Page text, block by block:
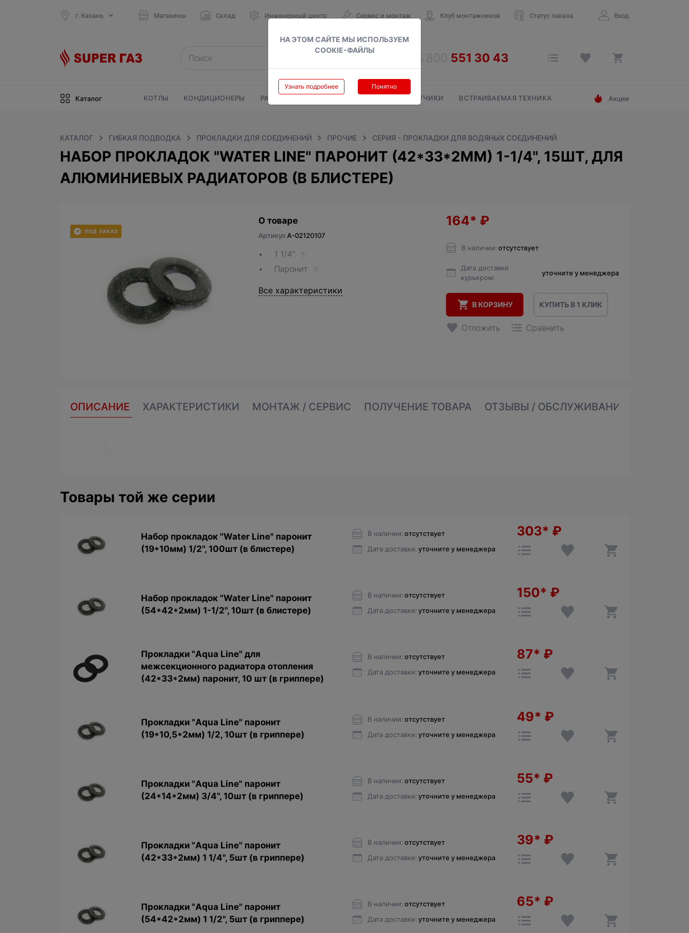
НА ЭТОМ САЙТЕ МЫ ИСПОЛЬЗУЕМ
COOKIE-ФАЙЛЫ
Узнать подробнее Понятно
г. Казань Магазины Склад Инженерный центр Сервис и монтаж Клуб монтажников Статус заказа Вход
Каталог КОТЛЫ КОНДИЦИОНЕРЫ РАДИАТОРЫ СЧЕТЧИКИ ВСТРАИВАЕМАЯ ТЕХНИКА Акции
КАТАЛОГ ГИБКАЯ ПОДВОДКА ПРОКЛАДКИ ДЛЯ СОЕДИНЕНИЙ ПРОЧИЕ СЕРИЯ - ПРОКЛАДКИ ДЛЯ ВОДЯНЫХ СОЕДИНЕНИЙ
НАБОР ПРОКЛАДОК "WATER LINE" ПАРОНИТ (42*33*2ММ) 1-1/4", 15ШТ, ДЛЯ
АЛЮМИНИЕВЫХ РАДИАТОРОВ (В БЛИСТЕРЕ)
О товаре
Артикул A-02120107
1 1/4" ?
Паронит ?
Все характеристики
164* ₽
В наличии: отсутствует
Дата доставки
курьером:
уточните у менеджера
В КОРЗИНУ КУПИТЬ В 1 КЛИК
Отложить Сравнить
ОПИСАНИЕ ХАРАКТЕРИСТИКИ МОНТАЖ / СЕРВИС ПОЛУЧЕНИЕ ТОВАРА ОТЗЫВЫ / ОБСЛУЖИВАНИЕ
Товары той же серии
Набор прокладок "Water Line" паронит
(19*10мм) 1/2", 100шт (в блистере)
В наличии: отсутствует
Дата доставки: уточните у менеджера
303* ₽
Набор прокладок "Water Line" паронит
(54*42*2мм) 1-1/2", 10шт (в блистере)
В наличии: отсутствует
Дата доставки: уточните у менеджера
150* ₽
Прокладки "Aqua Line" для
межсекционного радиатора отопления
(42*33*2мм) паронит, 10 шт (в гриппере)
В наличии: отсутствует
Дата доставки: уточните у менеджера
87* ₽
Прокладки "Aqua Line" паронит
(19*10,5*2мм) 1/2, 10шт (в гриппере)
В наличии: отсутствует
Дата доставки: уточните у менеджера
49* ₽
Прокладки "Aqua Line" паронит
(24*14*2мм) 3/4", 10шт (в гриппере)
В наличии: отсутствует
Дата доставки: уточните у менеджера
55* ₽
Прокладки "Aqua Line" паронит
(42*33*2мм) 1 1/4", 5шт (в гриппере)
В наличии: отсутствует
Дата доставки: уточните у менеджера
39* ₽
Прокладки "Aqua Line" паронит
(54*42*2мм) 1 1/2", 5шт (в гриппере)
В наличии: отсутствует
Дата доставки: уточните у менеджера
65* ₽